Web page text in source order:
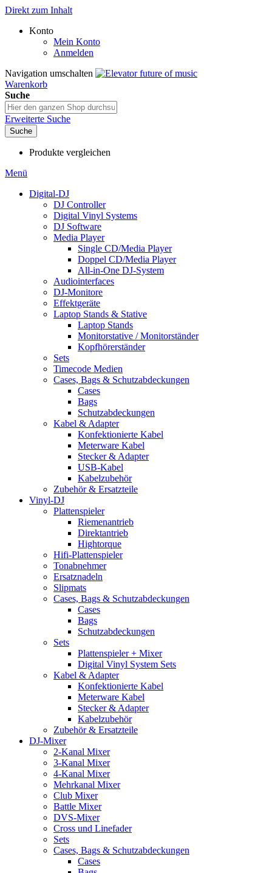
Direkt zum Inhalt
Konto
Mein Konto
Anmelden
Navigation umschalten
Warenkorb
Suche
Erweiterte Suche
Suche
Produkte vergleichen
Menü
Digital-DJ
DJ Controller
Digital Vinyl Systems
DJ Software
Media Player
Single CD/Media Player
Doppel CD/Media Player
All-in-One DJ-System
Audiointerfaces
DJ-Monitore
Effektgeräte
Laptop Stands & Stative
Laptop Stands
Monitorstative / Monitorständer
Kopfhörerständer
Sets
Timecode Medien
Cases, Bags & Schutzabdeckungen
Cases
Bags
Schutzabdeckungen
Kabel & Adapter
Konfektionierte Kabel
Meterware Kabel
Stecker & Adapter
USB-Kabel
Kabelzubehör
Zubehör & Ersatzteile
Vinyl-DJ
Plattenspieler
Riemenantrieb
Direktantrieb
Hightorque
Hifi-Plattenspieler
Tonabnehmer
Ersatznadeln
Slipmats
Cases, Bags & Schutzabdeckungen
Cases
Bags
Schutzabdeckungen
Sets
Plattenspieler + Mixer
Digital Vinyl System Sets
Kabel & Adapter
Konfektionierte Kabel
Meterware Kabel
Stecker & Adapter
Kabelzubehör
Zubehör & Ersatzteile
DJ-Mixer
2-Kanal Mixer
3-Kanal Mixer
4-Kanal Mixer
Mehrkanal Mixer
Club Mixer
Battle Mixer
DVS-Mixer
Cross und Linefader
Sets
Cases, Bags & Schutzabdeckungen
Cases